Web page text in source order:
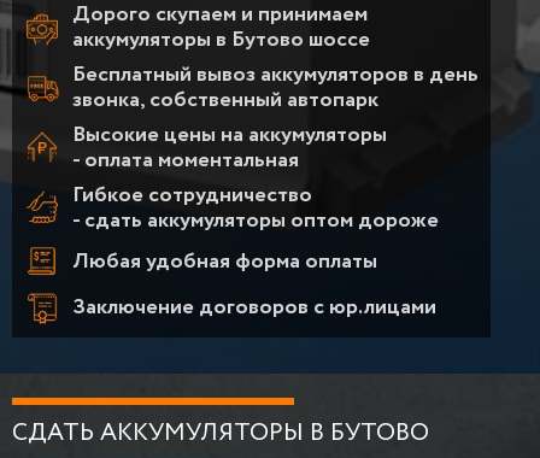
Дорого скупаем и принимаем
аккумуляторы в Бутово шоссе
Бесплатный вывоз аккумуляторов в день
звонка, собственный автопарк
Высокие цены на аккумуляторы
- оплата моментальная
Гибкое сотрудничество
- сдать аккумуляторы оптом дороже
Любая удобная форма оплаты
Заключение договоров с юр.лицами
СДАТЬ АККУМУЛЯТОРЫ В БУТОВО